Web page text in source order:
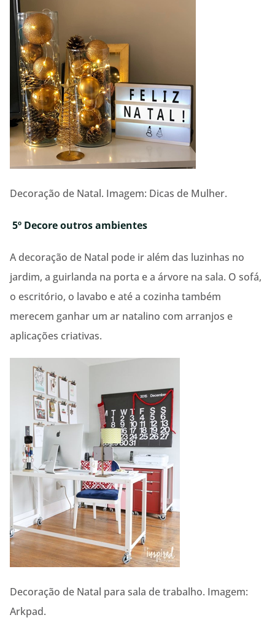
Decoração de Natal. Imagem: Dicas de Mulher.
5º Decore outros ambientes
A decoração de Natal pode ir além das luzinhas no
jardim, a guirlanda na porta e a árvore na sala. O sofá,
o escritório, o lavabo e até a cozinha também
merecem ganhar um ar natalino com arranjos e
aplicações criativas.
Decoração de Natal para sala de trabalho. Imagem:
Arkpad.